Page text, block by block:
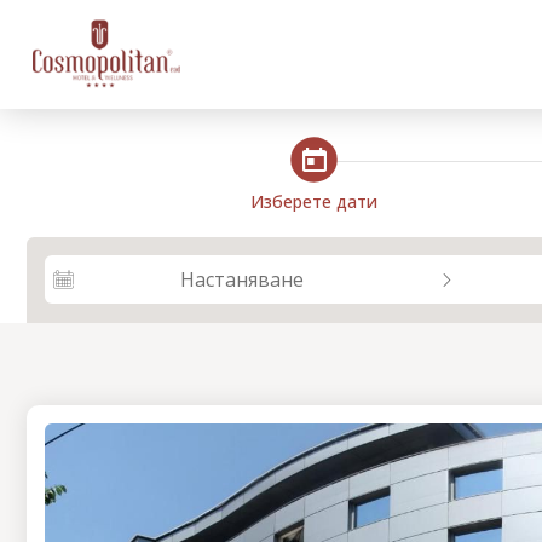
steps_calendar
Изберете дати
Настаняване